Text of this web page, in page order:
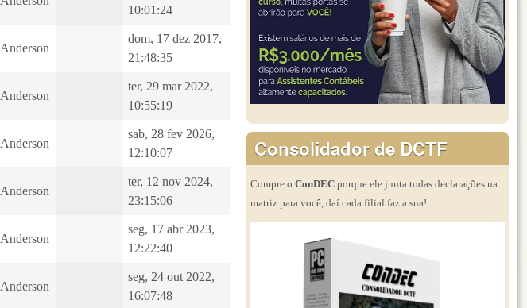
10:01:24
Anderson
dom, 17 dez 2017,
21:48:35
Anderson
ter, 29 mar 2022,
10:55:19
Anderson
sab, 28 fev 2026,
12:10:07
Anderson
ter, 12 nov 2024,
23:15:06
Anderson
seg, 17 abr 2023,
12:22:40
Anderson
seg, 24 out 2022,
16:07:48
Consolidador de DCTF
Compre o ConDEC porque ele junta todas declarações na
matriz para você, daí cada filial faz a sua!